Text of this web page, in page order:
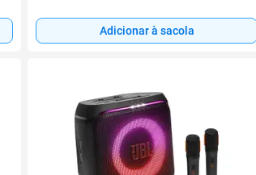
Adicionar à sacola